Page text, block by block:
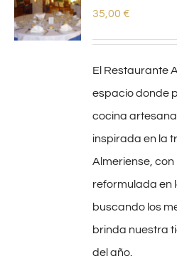
35,00 €
El Restaurante
espacio donde
cocina
inspirada en la
Almeriense,
reformulada en
buscando los
brinda nuestra
del año.